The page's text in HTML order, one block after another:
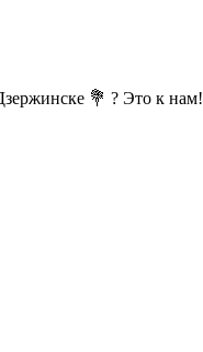
💐 ? Это к нам!